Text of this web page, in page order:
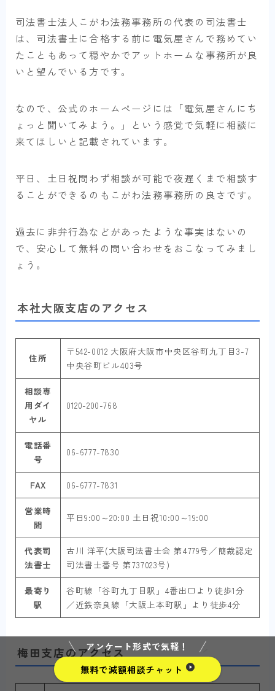
司法書士法人こがわ法務事務所の代表の司法書士
は、司法書士に合格する前に電気屋さんで務めてい
たこともあって穏やかでアットホームな事務所が良
いと望んでいる方です。
なので、公式のホームページには「電気屋さんにち
ょっと聞いてみよう。」という感覚で気軽に相談に
来てほしいと記載されています。
平日、土日祝問わず相談が可能で夜遅くまで相談す
ることができるのもこがわ法務事務所の良さです。
過去に非弁行為などがあったような事実はないの
で、安心して無料の問い合わせをおこなってみまし
ょう。
本社大阪支店のアクセス
住所
〒542-0012 大阪府大阪市中央区谷町九丁目3-7
中央谷町ビル403号
相談専
用ダイ
ヤル
0120-200-768
電話番
号
06-6777-7830
FAX 06-6777-7831
営業時
間
平日9:00～20:00 土日祝10:00～19:00
代表司
法書士
古川 洋平(大阪司法書士会 第4779号／簡裁認定
司法書士番号 第737023号)
最寄り
駅
谷町線「谷町九丁目駅」4番出口より徒歩1分
／近鉄奈良線「大阪上本町駅」より徒歩4分
梅田支店のアクセスアンケート形式で気軽！
無料で減額相談チャット